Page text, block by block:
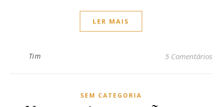
LER MAIS
Tim 5 Comentários
SEM CATEGORIA